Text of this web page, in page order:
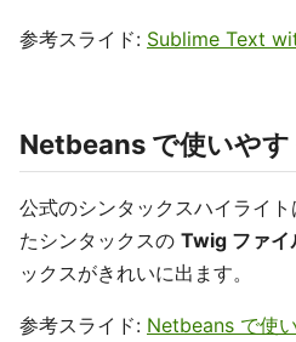
参考スライド: Sublime Text
Netbeans で使いやす
公式のシンタックスハイライ
たシンタックスの Twig ファイ
ックスがきれいに出ます。
参考スライド: Netbeans で使